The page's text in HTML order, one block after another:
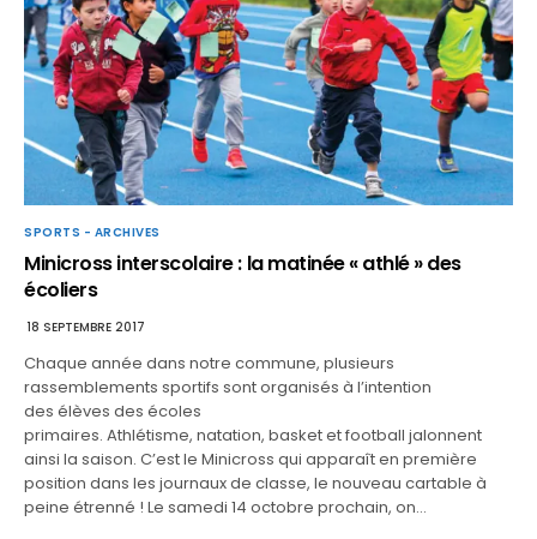
SPORTS - ARCHIVES
Minicross interscolaire : la matinée « athlé » des
écoliers
18 SEPTEMBRE 2017
Chaque année dans notre commune, plusieurs
rassemblements sportifs sont organisés à l’intention
des élèves des écoles
primaires. Athlétisme, natation, basket et football jalonnent
ainsi la saison. C’est le Minicross qui apparaît en première
position dans les journaux de classe, le nouveau cartable à
peine étrenné ! Le samedi 14 octobre prochain, on…